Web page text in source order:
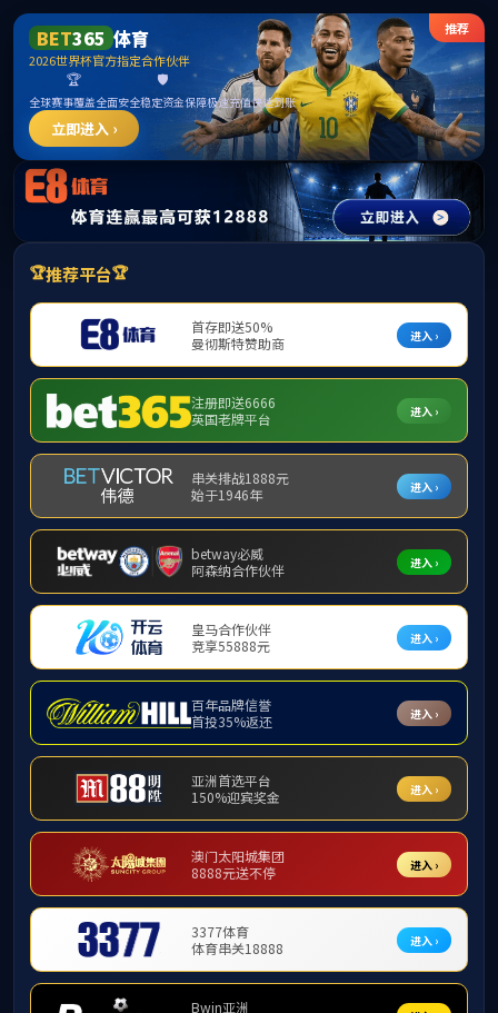
中国·yl1111永利(集团)有
限公司-Official Website
“美丽河北”系列短视频丨武强年画①地道
的“庄稼年画”
栏目：美丽河北 发布时间：2026-03-31 10:37 编辑:钟媛